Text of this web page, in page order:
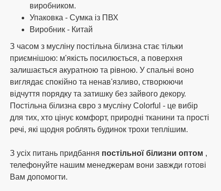
Інтернет-магазин Oba-na.com здійснює
доставку за допомогою послуг транспортних
компаній України, таких як:
Нова Пошта,
Укрпошта,
Доставку оплачує отримувач.
Умови обміну та повернення
Виконуючи Закон України "Про захист прав
послугами Нової пошти у випадки шлюбу або
помилки з нашої вини (надіслати Вам не той
товар). Повернення грошей на картку банку чи
виробником.
Упаковка - Сумка із ПВХ
Виробник - Китай
З часом з мусліну постільна білизна стає тільки
приємнішою: м'якість посилюється, а поверхня
залишається акуратною та рівною. У спальні воно
виглядає спокійно та ненав'язливо, створюючи
відчуття порядку та затишку без зайвого декору.
Постільна білизна євро з мусліну Colorful - це вибір
для тих, хто цінує комфорт, природні тканини та прості
речі, які щодня роблять будинок трохи теплішим.
З усіх питань придбання постільної білизни оптом ,
телефонуйте нашим менеджерам вони завжди готові
Вам допомогти.